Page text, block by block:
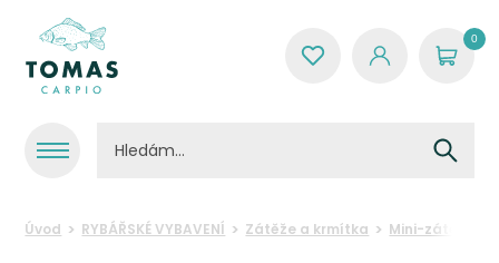
0
Úvod RYBÁŘSKÉ VYBAVENÍ Zátěže a krmítka Mini-zátěže a